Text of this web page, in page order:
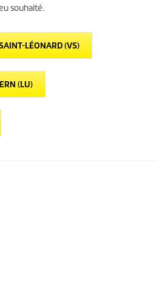
souhaité.
LÉONARD (VS)
(LU)